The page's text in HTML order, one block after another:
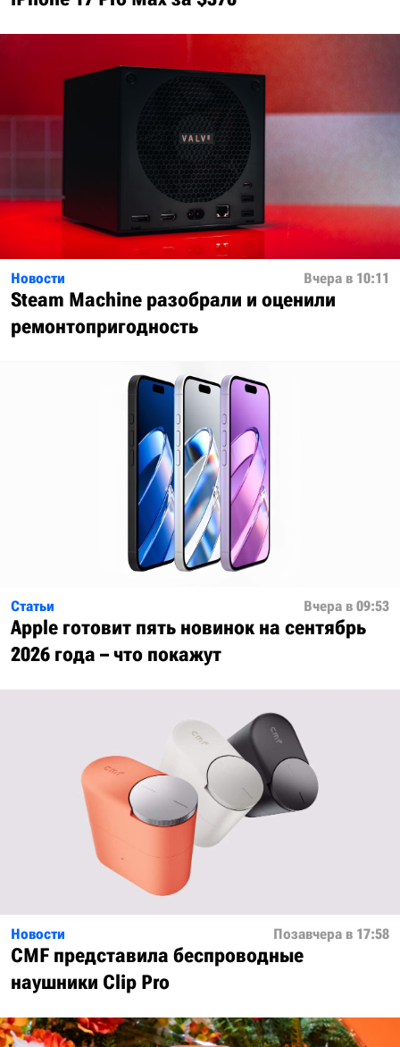
Новости Вчера в 10:11
Steam Machine разобрали и оценили
ремонтопригодность
Статьи Вчера в 09:53
Apple готовит пять новинок на сентябрь
2026 года – что покажут
Новости Позавчера в 17:58
CMF представила беспроводные
наушники Clip Pro